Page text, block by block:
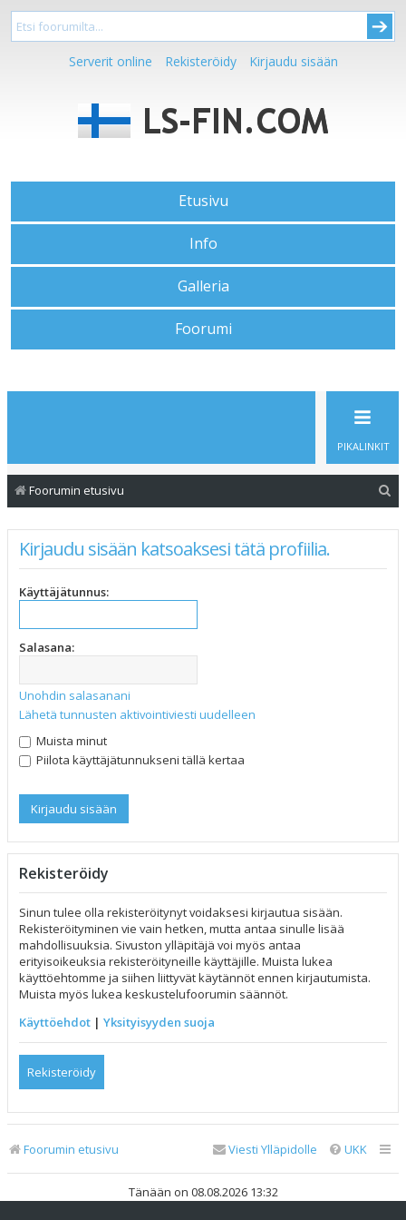
Serverit online Rekisteröidy Kirjaudu sisään
Etusivu
Info
Galleria
Foorumi
PIKALINKIT
Foorumin etusivu
Kirjaudu sisään katsoaksesi tätä profiilia.
Käyttäjätunnus:
Salasana:
Unohdin salasanani
Lähetä tunnusten aktivointiviesti uudelleen
Muista minut
Piilota käyttäjätunnukseni tällä kertaa
Rekisteröidy
Sinun tulee olla rekisteröitynyt voidaksesi kirjautua sisään.
Rekisteröityminen vie vain hetken, mutta antaa sinulle lisää
mahdollisuuksia. Sivuston ylläpitäjä voi myös antaa
erityisoikeuksia rekisteröityneille käyttäjille. Muista lukea
käyttöehtomme ja siihen liittyvät käytännöt ennen kirjautumista.
Muista myös lukea keskustelufoorumin säännöt.
Käyttöehdot | Yksityisyyden suoja
Rekisteröidy
Foorumin etusivu UKK
Viesti Ylläpidolle
Tänään on 08.08.2026 13:32